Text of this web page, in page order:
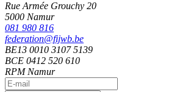
Rue Armée Grouchy 20
5000 Namur
081 980 816
federation@fijwb.be
BE13 0010 3107 5139
BCE 0412 520 610
RPM Namur